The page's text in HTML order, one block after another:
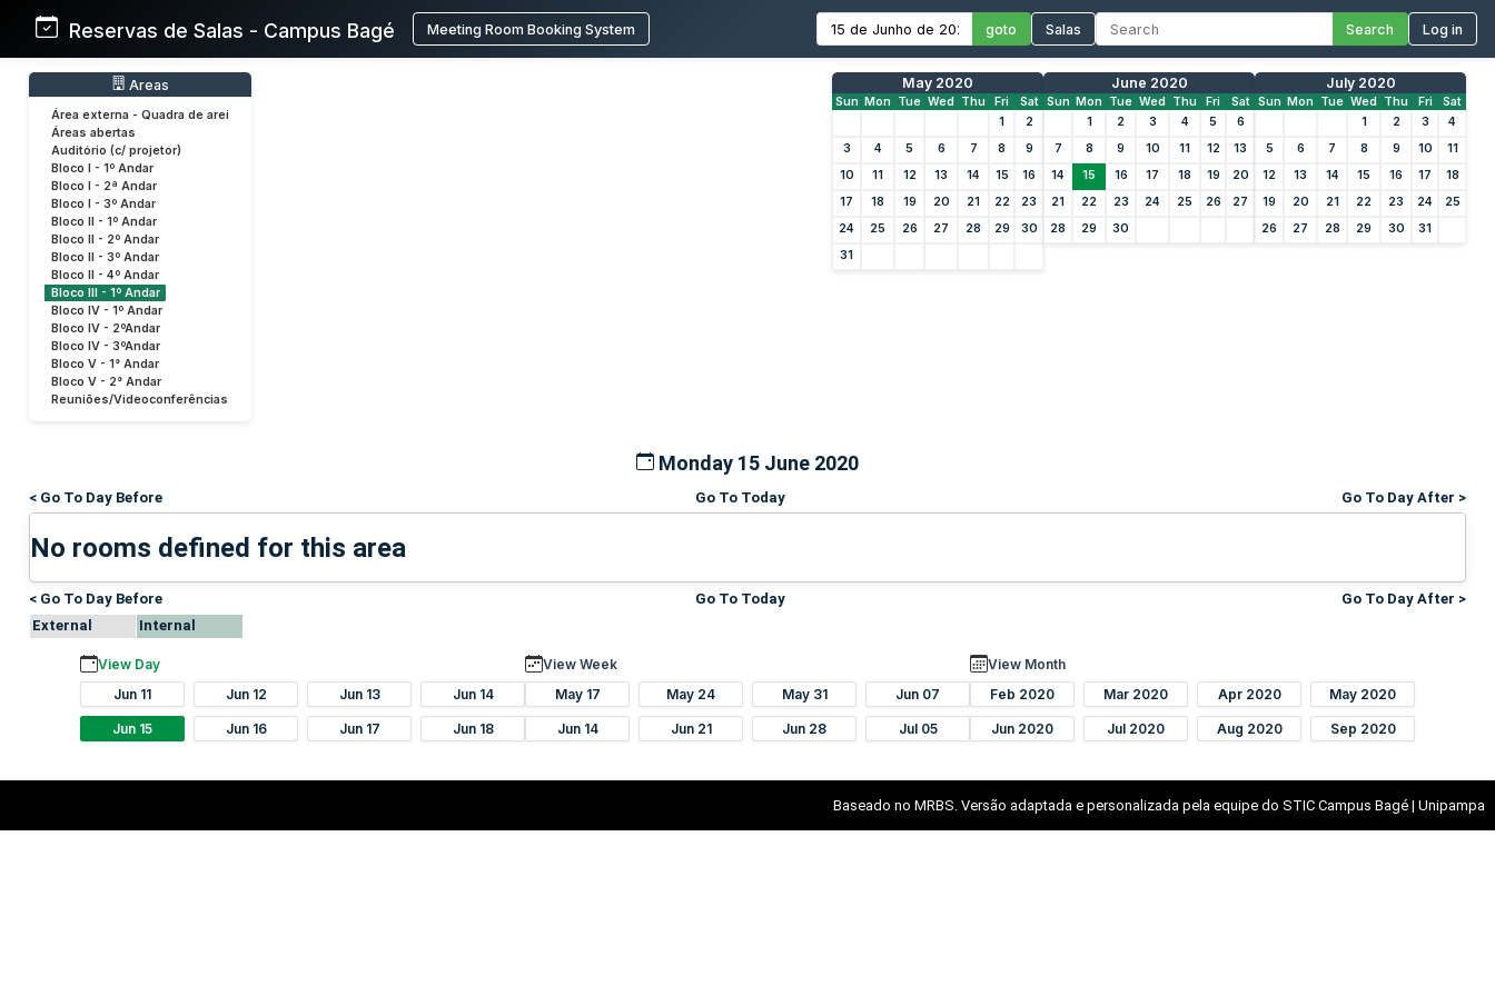
Reservas de Salas - Campus Bagé Meeting Room Booking System goto Salas Search Log in
Areas
Área externa - Quadra de arei
Áreas abertas
Auditório (c/ projetor)
Bloco I - 1º Andar
Bloco I - 2ª Andar
Bloco I - 3º Andar
Bloco II - 1º Andar
Bloco II - 2º Andar
Bloco II - 3º Andar
Bloco II - 4º Andar
Bloco III - 1º Andar
Bloco IV - 1º Andar
Bloco IV - 2ºAndar
Bloco IV - 3ºAndar
Bloco V - 1° Andar
Bloco V - 2° Andar
Reuniões/Videoconferências
May 2020
Sun Mon Tue Wed Thu Fri
Sat
1
2
3
4 5 6 7 8
9
10
11 12 13 14 15
16
17
18 19 20 21 22
23
24
25 26 27 28 29
30
31
June 2020
Sun Mon Tue Wed Thu Fri
Sat
1
2 3 4 5
6
7
8 9 10 11 12
13
14
15 16 17 18 19
20
21
22 23 24 25 26
27
28
29 30
July 2020
Sun Mon Tue Wed Thu Fri
Sat
1
2 3
4
5
6 7 8 9 10
11
12
13 14 15 16 17
18
19
20 21 22 23 24
25
26
27 28 29 30 31
Monday 15 June 2020
< Go To Day Before Go To Today Go To Day After >
No rooms defined for this area
< Go To Day Before Go To Today
Go To Day After >
External
Internal
View Day
Jun 11
Jun 12 Jun 13 Jun 14
Jun 15 Jun 16 Jun 17 Jun 18
View Week
May 17
May 24 May 31 Jun 07
Jun 14 Jun 21 Jun 28 Jul 05
View Month
Feb 2020
Mar 2020 Apr 2020 May 2020
Jun 2020 Jul 2020 Aug 2020 Sep 2020
Baseado no MRBS. Versão adaptada e personalizada pela equipe do STIC Campus Bagé | Unipampa